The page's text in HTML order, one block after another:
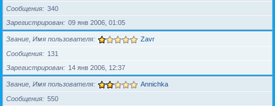
Сообщения
340
Зарегистрирован
09 янв 2006, 01:05
Звание, Имя пользователя Zavr
Сообщения
131
Зарегистрирован
14 янв 2006, 12:37
Звание, Имя пользователя Annichka
Сообщения
550